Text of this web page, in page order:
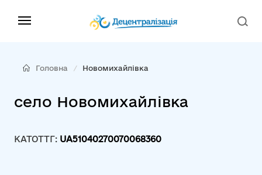
Головна Новомихайлівка
село Новомихайлівка
КАТОТТГ: UA51040270070068360